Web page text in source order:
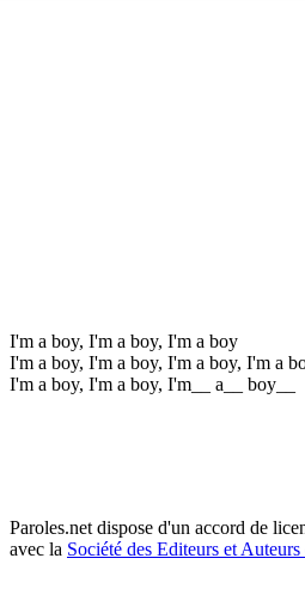
I'm a boy, I'm a boy, I'm a boy
I'm a boy, I'm a boy, I'm a boy, I'm a
I'm a boy, I'm a boy, I'm__ a__ boy__
Paroles.net dispose d'un accord de
avec la Société des Editeurs et